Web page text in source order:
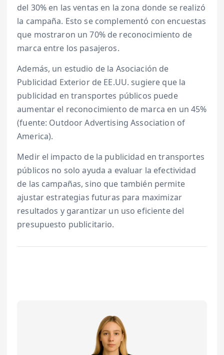
del 30% en las ventas en la zona donde se realizó
la campaña. Esto se complementó con encuestas
que mostraron un 70% de reconocimiento de
marca entre los pasajeros.
Además, un estudio de la Asociación de
Publicidad Exterior de EE.UU. sugiere que la
publicidad en transportes públicos puede
aumentar el reconocimiento de marca en un 45%
(fuente: Outdoor Advertising Association of
America).
Medir el impacto de la publicidad en transportes
públicos no solo ayuda a evaluar la efectividad
de las campañas, sino que también permite
ajustar estrategias futuras para maximizar
resultados y garantizar un uso eficiente del
presupuesto publicitario.